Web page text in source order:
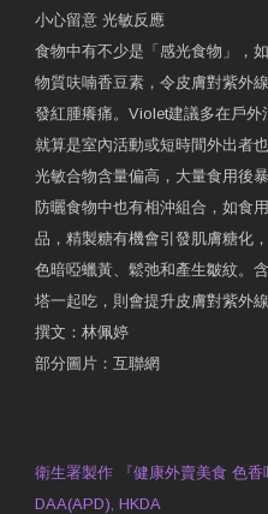
小心留意 光敏反應
食物中有不少是「感光食物」，
物質呋喃香豆素，令皮膚對紫外
發紅腫癢痛。Violet建議多在戶外
就算是室內活動或短時間外出者
光敏合物含量偏高，大量食用後
防曬食物中也有相沖組合，如食
品，精製糖有機會引發肌膚糖化
色暗啞蠟黃、鬆弛和產生皺紋。
塔一起吃，則會提升皮膚對紫外
撰文：林佩婷
部分圖片：互聯網
衛生署製作 『健康外賣美食 色
DAA(APD), HKDA